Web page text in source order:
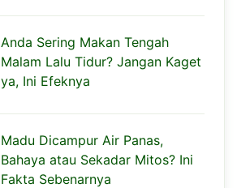
Anda Sering Makan Tengah
Malam Lalu Tidur? Jangan Kaget
ya, Ini Efeknya
Madu Dicampur Air Panas,
Bahaya atau Sekadar Mitos? Ini
Fakta Sebenarnya